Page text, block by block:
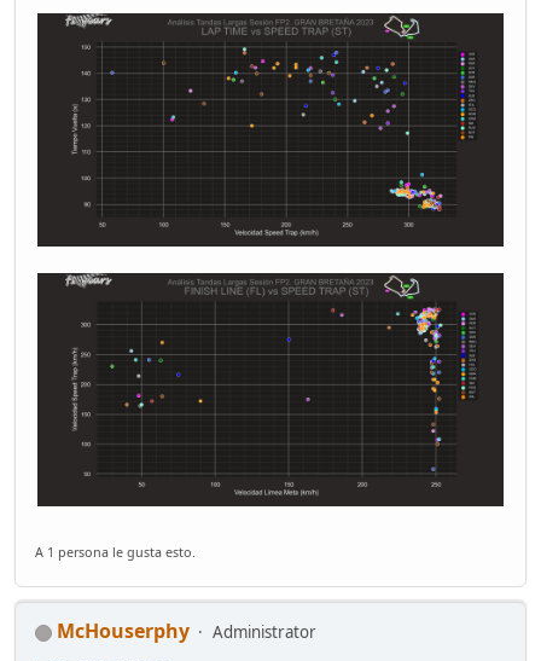
A 1 persona le gusta esto.
McHouserphy
Administrator